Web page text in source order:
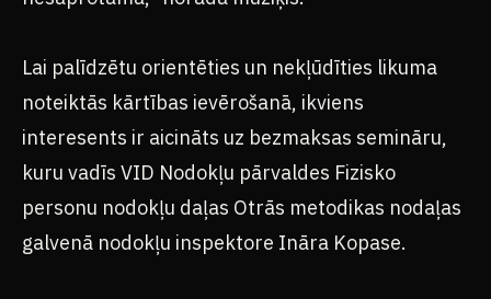
Lai palīdzētu orientēties un nekļūdīties likuma
noteiktās kārtības ievērošanā, ikviens
interesents ir aicināts uz bezmaksas semināru,
kuru vadīs VID Nodokļu pārvaldes Fizisko
personu nodokļu daļas Otrās metodikas nodaļas
galvenā nodokļu inspektore Ināra Kopase.